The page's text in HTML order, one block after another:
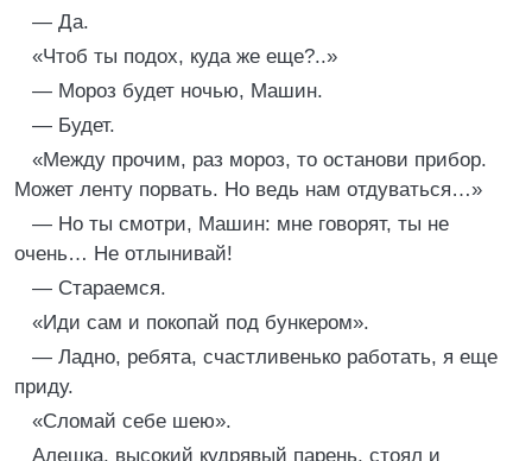
— Да.
«Чтоб ты подох, куда же еще?..»
— Мороз будет ночью, Машин.
— Будет.
«Между прочим, раз мороз, то останови прибор.
Может ленту порвать. Но ведь нам отдуваться…»
— Но ты смотри, Машин: мне говорят, ты не
очень… Не отлынивай!
— Стараемся.
«Иди сам и покопай под бункером».
— Ладно, ребята, счастливенько работать, я еще
приду.
«Сломай себе шею».
Алешка, высокий кудрявый парень, стоял и